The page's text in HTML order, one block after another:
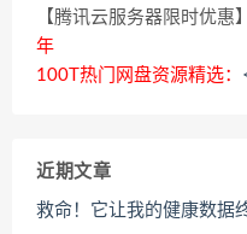
【腾讯云服务器限时优惠】
年
100T热门网盘资源精选：
近期文章
救命！它让我的健康数据